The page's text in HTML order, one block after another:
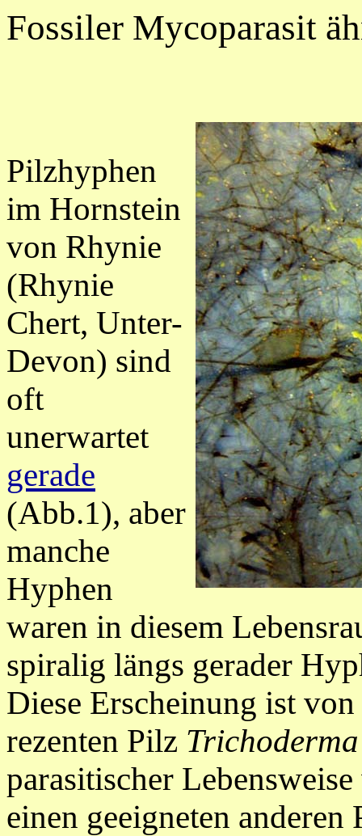
Fossiler Mycoparasit
Pilzhyphen
im Hornstein
von Rhynie
(Rhynie
Chert, Unter-
Devon) sind
oft
unerwartet
gerade
(Abb.1), aber
manche
Hyphen
waren in diesem
spiralig längs gerader
Diese Erscheinung ist
rezenten Pilz Trichoderma
parasitischer
einen geeigneten anderen